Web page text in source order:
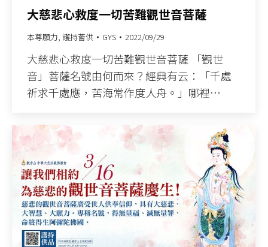
大慈悲心救度一切苦難觀世音菩薩
本尊願力, 護持薈供 GYS 2022/09/29
大慈悲心救度一切苦難觀世音菩薩 「觀世
音」菩薩名號由何而來？經典有云：「千處
祈求千處應，苦海常作度人舟。」哪裡…